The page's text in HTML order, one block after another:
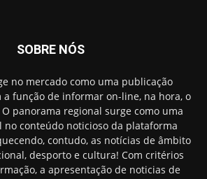
SOBRE NÓS
no mercado como uma publicação
a função de informar on-line, na hora, o
panorama regional surge como uma
no conteúdo noticioso da plataforma
contudo, as notícias de âmbito
desporto e cultura! Com critérios
a apresentação de noticias de